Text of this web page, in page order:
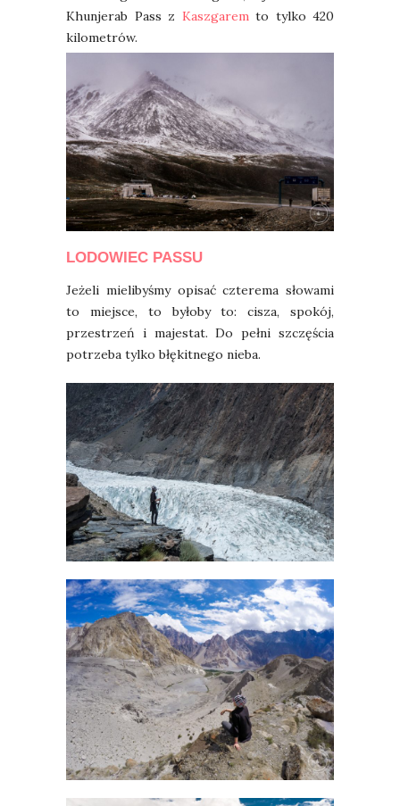
Khunjerab Pass z Kaszgaremto tylko 420
kilometrów.
LODOWIEC PASSU
Jeżeli mielibyśmy opisać czterema słowami
to miejsce, to byłoby to: cisza, spokój,
przestrzeń i majestat. Do pełni szczęścia
potrzeba tylko błękitnego nieba.